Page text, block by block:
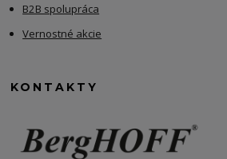
B2B spolupráca
Vernostné akcie
KONTAKTY